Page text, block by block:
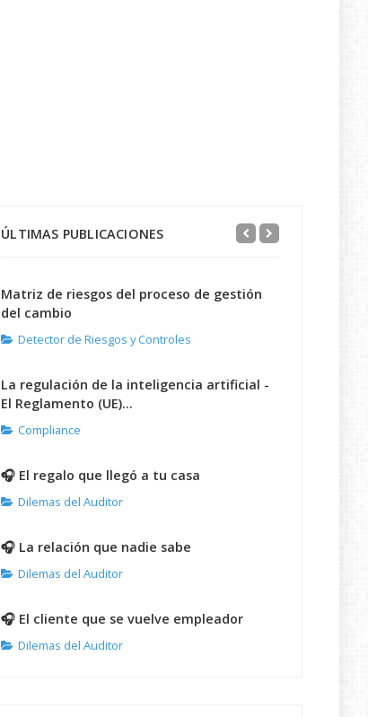
ÚLTIMAS PUBLICACIONES
Matriz de riesgos del proceso de gestión
del cambio
Detector de Riesgos y Controles
La regulación de la inteligencia artificial -
El Reglamento (UE)...
Compliance
🎧 El regalo que llegó a tu casa
Dilemas del Auditor
🎧 La relación que nadie sabe
Dilemas del Auditor
🎧 El cliente que se vuelve empleador
Dilemas del Auditor